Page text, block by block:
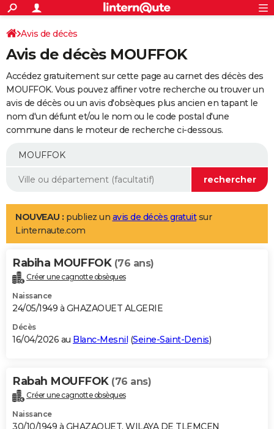
ACTUALITÉS
Politique
Société
Faits Divers
Education
Monde
Villes
+
SPORT
Coupe du monde 2026
Football
Tennis
Cyclisme
Rugby
Forum
Programme TV
TNT
Streaming
Cinéma
Sorties cinéma
Musique
+
FINANCE
Retraite
Epargne
Immobilier
Risques naturels par ville
Banque
Assurance
AUTO
Essais
Réserver un essai
Citadines
Berlines
SUV
Forum auto
+
Mobiles
Meilleur smartphone
Internet
Ordinateurs
Jeux vidéo
Guide high-tech
Aménagement intérieur
LIFESTYLE
Art de vivre
Bien-être
Loisirs
Mode
Modes de vie
Alimentation
Guide de la santé
Maladies
Médicaments
Sommeil
VOYAGE
Destinations
City break
Voyage nature
Voyage de noces
Forum
Climat
+PHOTO
GUIDES D'ACHAT
BONS PLANS
Carte de Noël
Carte Bonne année
Carte Saint-Valentin
Carte Pâques
Carte d'anniversaire
DICTIONNAIRE
Dictionnaire
Biographies
Citations
Expressions
Proverbes
PROGRAMME TV
Avis de décès
Avis de décès MOUFFOK
Accédez gratuitement sur cette page au carnet des décès des
MOUFFOK. Vous pouvez affiner votre recherche ou trouver un
avis de décès ou un avis d'obsèques plus ancien en tapant le
nom d'un défunt et/ou le nom ou le code postal d'une
commune dans le moteur de recherche ci-dessous.
NOUVEAU : publiez un avis de décès gratuitsur
Linternaute.com
Rabiha MOUFFOK (76 ans)
Créer une cagnotte obsèques
Naissance
24/05/1949 à GHAZAOUET ALGERIE
Décès
16/04/2026 au Blanc-Mesnil (Seine-Saint-Denis)
Rabah MOUFFOK (76 ans)
Créer une cagnotte obsèques
Naissance
30/10/1949 à GHAZAOUET, WILAYA DE TLEMCEN